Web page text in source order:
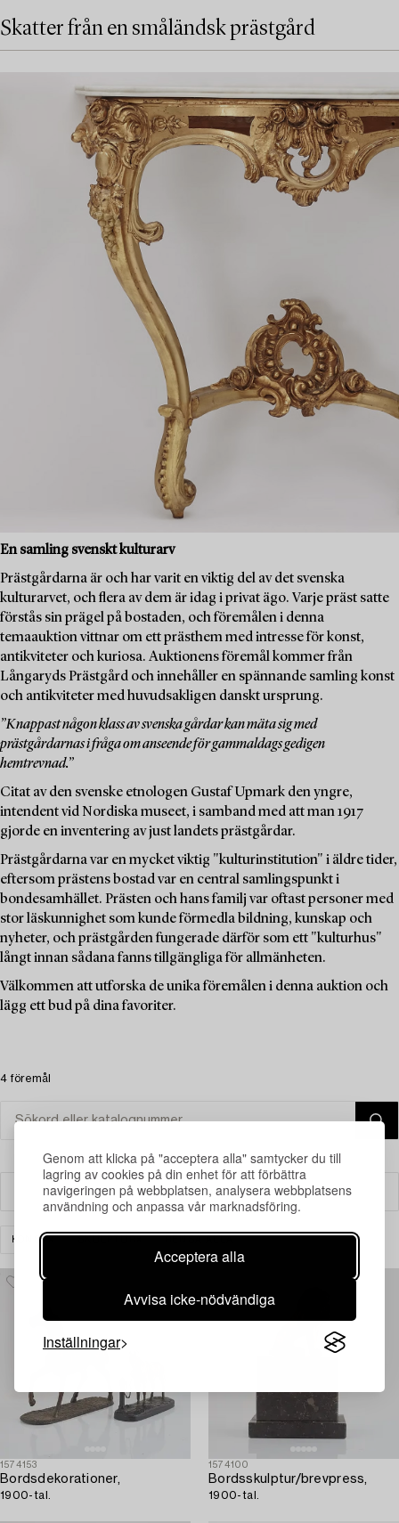
Genom att klicka på "acceptera alla" samtycker du till
lagring av cookies på din enhet för att förbättra
navigeringen på webbplatsen, analysera webbplatsens
användning och anpassa vår marknadsföring.
Acceptera alla
Avvisa icke-nödvändiga
Inställningar
Skatter från en småländsk prästgård
En samling svenskt kulturarv
Prästgårdarna är och har varit en viktig del av det svenska
kulturarvet, och flera av dem är idag i privat ägo. Varje präst satte
förstås sin prägel på bostaden, och föremålen i denna
temaauktion vittnar om ett prästhem med intresse för konst,
antikviteter och kuriosa. Auktionens föremål kommer från
Långaryds Prästgård och innehåller en spännande samling konst
och antikviteter med huvudsakligen danskt ursprung.
”Knappast någon klass av svenska gårdar kan mäta sig med
prästgårdarnas i fråga om anseende för gammaldags gedigen
hemtrevnad.”
Citat av den svenske etnologen Gustaf Upmark den yngre,
intendent vid Nordiska museet, i samband med att man 1917
gjorde en inventering av just landets prästgårdar.
Prästgårdarna var en mycket viktig "kulturinstitution" i äldre tider,
eftersom prästens bostad var en central samlingspunkt i
bondesamhället. Prästen och hans familj var oftast personer med
stor läskunnighet som kunde förmedla bildning, kunskap och
nyheter, och prästgården fungerade därför som ett "kulturhus"
långt innan sådana fanns tillgängliga för allmänheten.
Välkommen att utforska de unika föremålen i denna auktion och
lägg ett bud på dina favoriter.
4 föremål
Filter
KONST
1574153
Bordsdekorationer,
1900-tal.
1574100
Bordsskulptur/brevpress,
1900-tal.